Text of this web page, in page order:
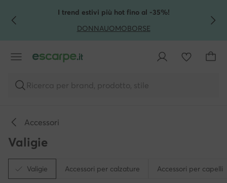
VAI AL CONTENUTO PRINCIPALE
VAI ALLA RICERCAI trend estivi più hot fino al -35%!
DONNAUOMOBORSE
Ricerca per brand, prodotto, stile
Accessori
Valigie
Valigie Accessori per calzature Accessori per capelli